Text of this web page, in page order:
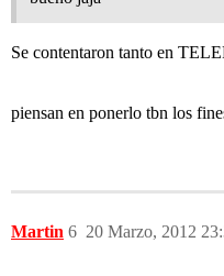
Se contentaron tanto en
piensan en ponerlo tbn los
Martin 20 Marzo, 2012
6